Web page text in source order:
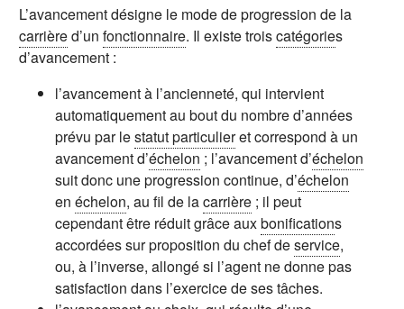
L’avancement désigne le mode de progression de la
carrièred’un fonctionnaire. Il existe troiscatégories
d’avancement :
l’avancement à l’ancienneté, qui intervient
automatiquement au bout du nombre d’années
prévu par lestatut particulieret correspond à un
avancement d’échelon ; l’avancement d’échelon
suit donc une progression continue, d’échelon
en échelon, au fil de lacarrière; il peut
cependant être réduit grâce auxbonifications
accordées sur proposition du chef deservice,
ou, à l’inverse, allongé si l’agent ne donne pas
satisfaction dans l’exercice de ses tâches.